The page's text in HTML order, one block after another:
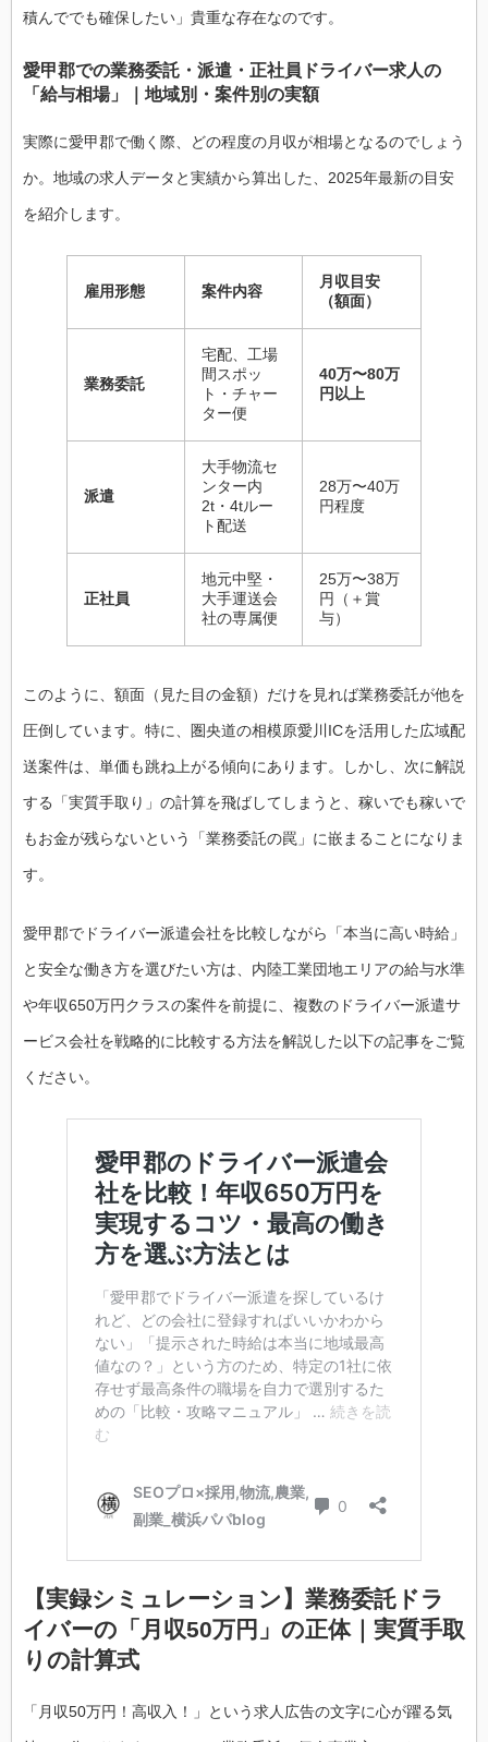
積んででも確保したい」貴重な存在なのです。
愛甲郡での業務委託・派遣・正社員ドライバー求人の
「給与相場」｜地域別・案件別の実額
実際に愛甲郡で働く際、どの程度の月収が相場となるのでしょう
か。地域の求人データと実績から算出した、2025年最新の目安
を紹介します。
雇用形態 案件内容
月収目安
（額面）
業務委託
宅配、工場
間スポッ
ト・チャー
ター便
40万〜80万
円以上
派遣
大手物流セ
ンター内
2t・4tルー
ト配送
28万〜40万
円程度
正社員
地元中堅・
大手運送会
社の専属便
25万〜38万
円（＋賞
与）
このように、額面（見た目の金額）だけを見れば業務委託が他を
圧倒しています。特に、圏央道の相模原愛川ICを活用した広域配
送案件は、単価も跳ね上がる傾向にあります。しかし、次に解説
する「実質手取り」の計算を飛ばしてしまうと、稼いでも稼いで
もお金が残らないという「業務委託の罠」に嵌まることになりま
す。
愛甲郡でドライバー派遣会社を比較しながら「本当に高い時給」
と安全な働き方を選びたい方は、内陸工業団地エリアの給与水準
や年収650万円クラスの案件を前提に、複数のドライバー派遣サ
ービス会社を戦略的に比較する方法を解説した以下の記事をご覧
ください。
【実録シミュレーション】業務委託ドラ
イバーの「月収50万円」の正体｜実質手取
りの計算式
「月収50万円！高収入！」という求人広告の文字に心が躍る気